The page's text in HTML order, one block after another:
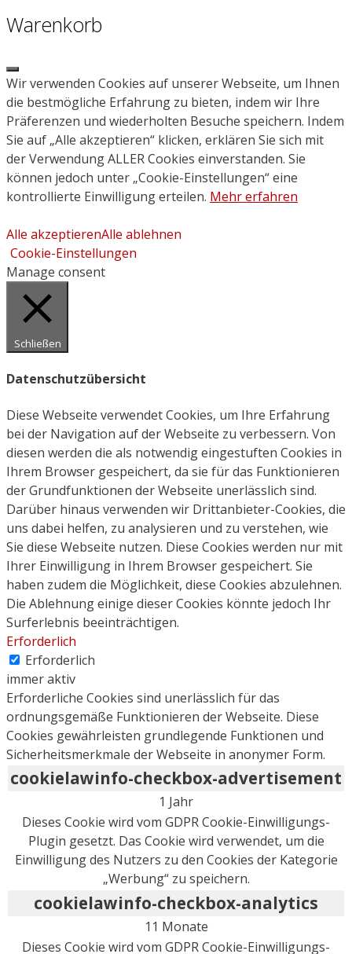
Warenkorb
Close
Wir verwenden Cookies auf unserer Webseite, um Ihnen
die bestmögliche Erfahrung zu bieten, indem wir Ihre
Präferenzen und wiederholten Besuche speichern. Indem
Sie auf „Alle akzeptieren“ klicken, erklären Sie sich mit
der Verwendung ALLER Cookies einverstanden. Sie
können jedoch unter „Cookie-Einstellungen“ eine
kontrollierte Einwilligung erteilen. Mehr erfahren
Alle akzeptierenAlle ablehnen
Cookie-Einstellungen
Manage consent
Schließen
Datenschutzübersicht
Diese Webseite verwendet Cookies, um Ihre Erfahrung
bei der Navigation auf der Webseite zu verbessern. Von
diesen werden die als notwendig eingestuften Cookies in
Ihrem Browser gespeichert, da sie für das Funktionieren
der Grundfunktionen der Webseite unerlässlich sind.
Darüber hinaus verwenden wir Drittanbieter-Cookies, die
uns dabei helfen, zu analysieren und zu verstehen, wie
Sie diese Webseite nutzen. Diese Cookies werden nur mit
Ihrer Einwilligung in Ihrem Browser gespeichert. Sie
haben zudem die Möglichkeit, diese Cookies abzulehnen.
Die Ablehnung einige dieser Cookies könnte jedoch Ihr
Surferlebnis beeinträchtigen.
Erforderlich
Erforderlich
immer aktiv
Erforderliche Cookies sind unerlässlich für das
ordnungsgemäße Funktionieren der Webseite. Diese
Cookies gewährleisten grundlegende Funktionen und
Sicherheitsmerkmale der Webseite in anonymer Form.
cookielawinfo-checkbox-advertisement
1 Jahr
Dieses Cookie wird vom GDPR Cookie-Einwilligungs-
Plugin gesetzt. Das Cookie wird verwendet, um die
Einwilligung des Nutzers zu den Cookies der Kategorie
„Werbung“ zu speichern.
cookielawinfo-checkbox-analytics
11 Monate
Dieses Cookie wird vom GDPR Cookie-Einwilligungs-